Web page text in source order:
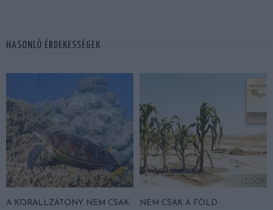
HASONLÓ ÉRDEKESSÉGEK
A KORALLZÁTONY NEM CSAK
NEM CSAK A FÖLD